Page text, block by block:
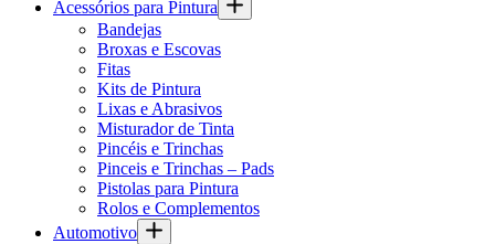
Acessórios para Pintura
Bandejas
Broxas e Escovas
Fitas
Kits de Pintura
Lixas e Abrasivos
Misturador de Tinta
Pincéis e Trinchas
Pinceis e Trinchas – Pads
Pistolas para Pintura
Rolos e Complementos
Automotivo